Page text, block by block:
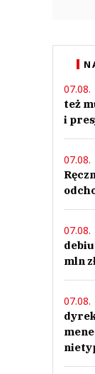
07.08.
też
i
07.08.
07.08.
mln
07.08.